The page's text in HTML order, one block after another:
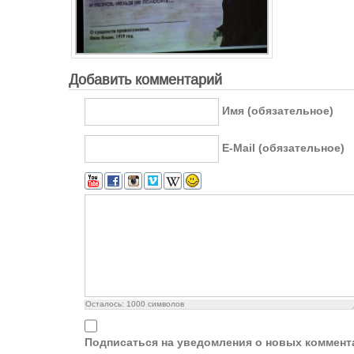
Добавить комментарий
Имя (обязательное)
E-Mail (обязательное)
Осталось: 1000 символов
Подписаться на уведомления о новых